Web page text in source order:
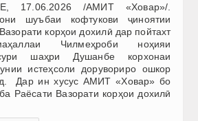
17.06.2026 /АМИТ «Ховар»/.
шуъбаи кофтукови ҷиноятии
корҳои дохилӣ дар пойтахт
Чилмеҳроби ноҳияи
шаҳри Душанбе корхонаи
истеҳсоли дорувориро ошкор
Дар ин хусус АМИТ «Ховар» бо
Раёсати Вазорати корҳои дохилӣ